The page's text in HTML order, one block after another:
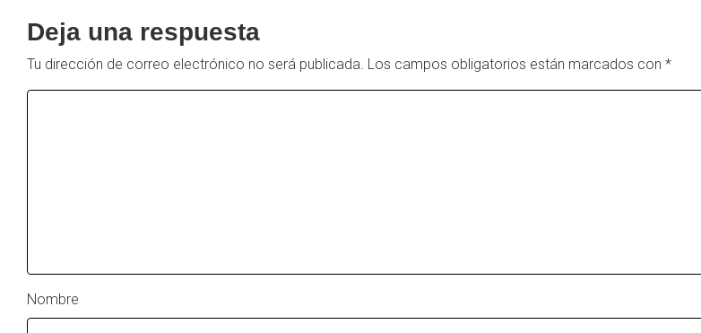
Deja una respuesta
Tu dirección de correo electrónico no será publicada. Los campos obligatorios están marcados con *
Nombre